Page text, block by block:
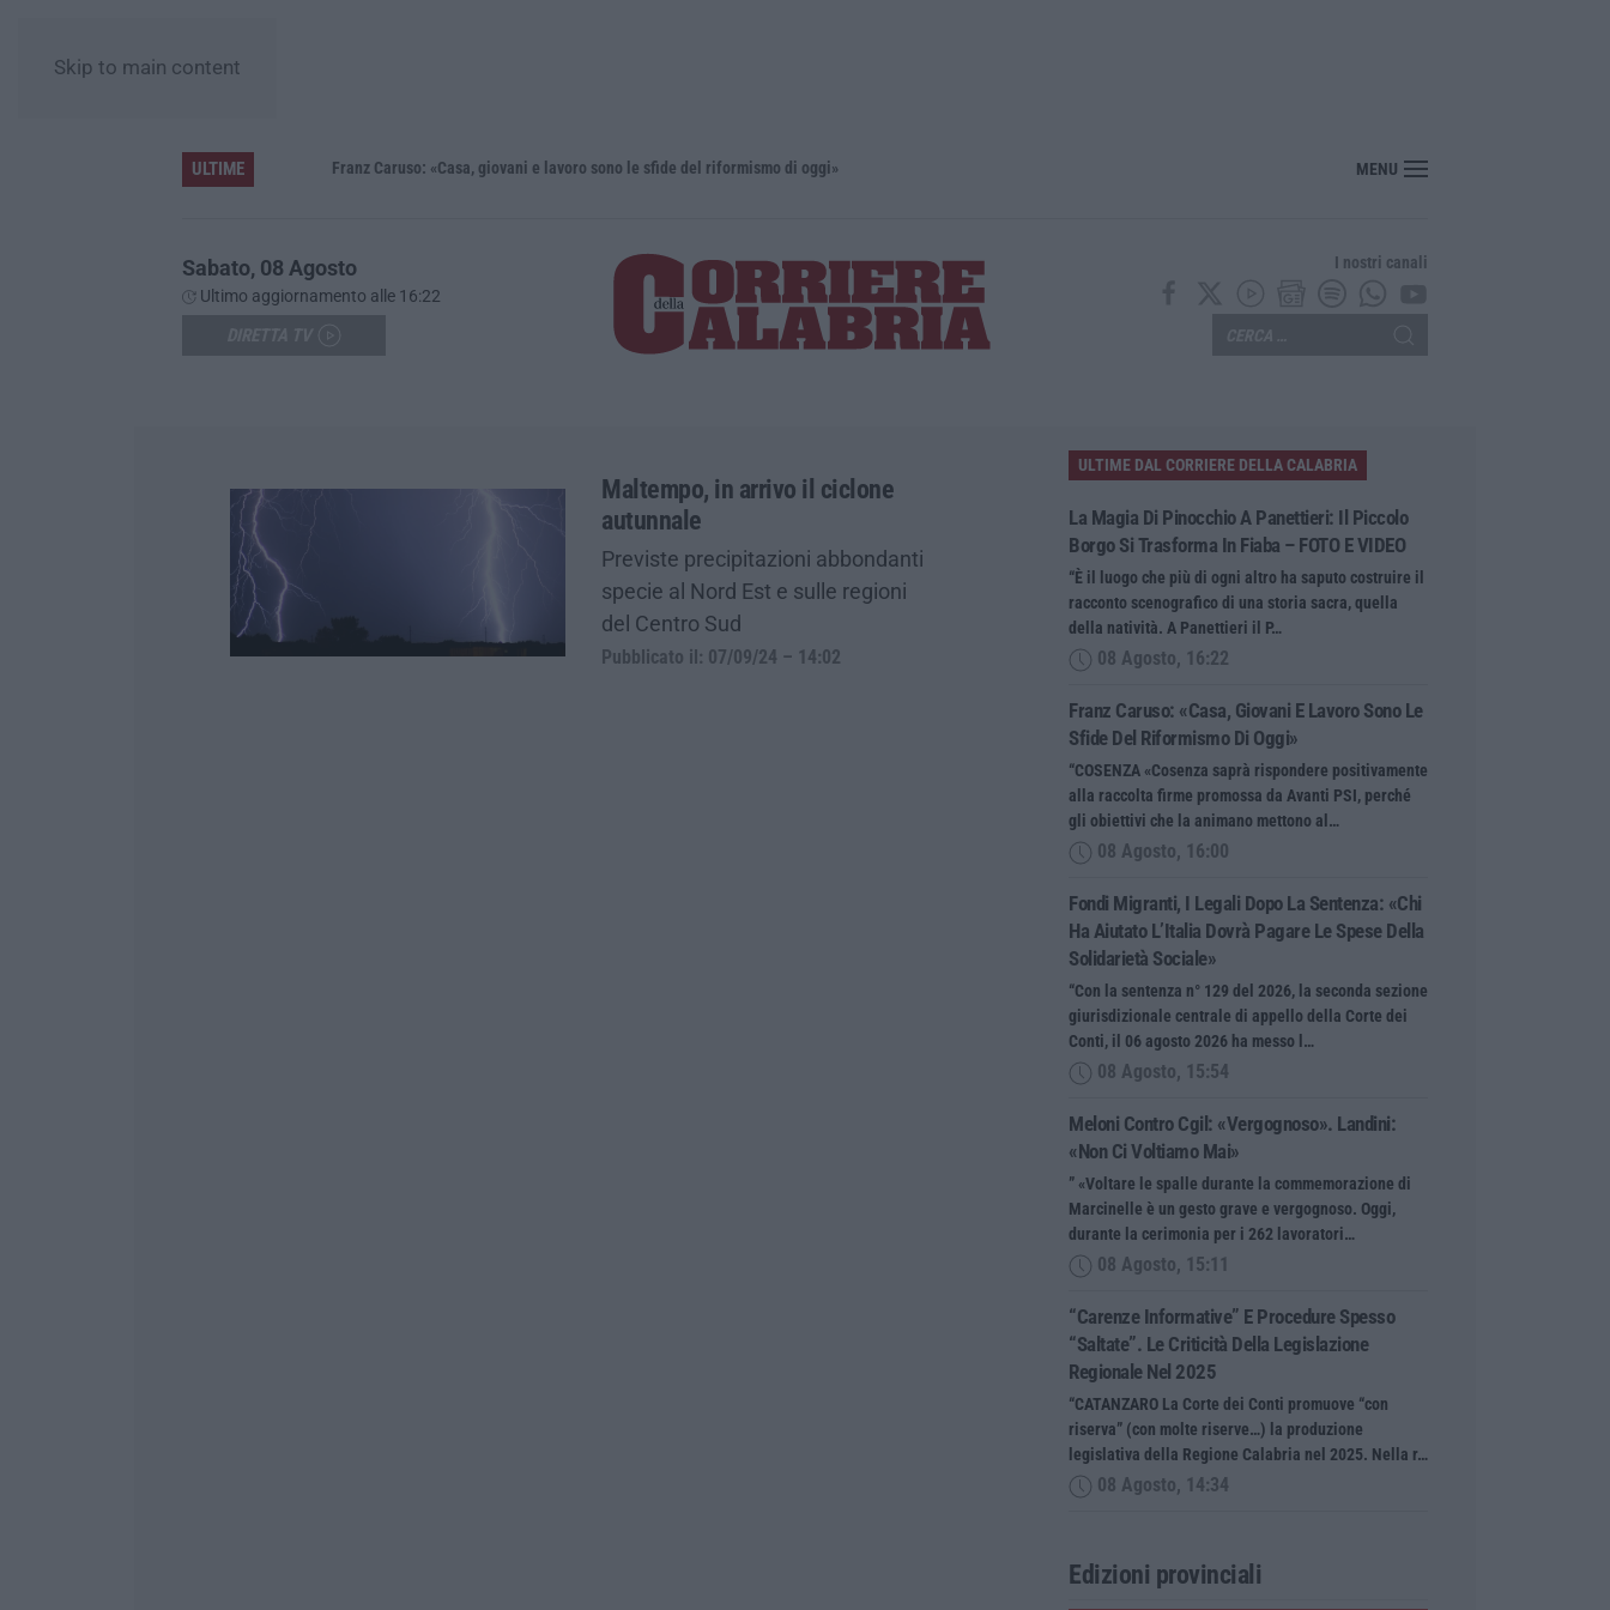
Skip to main content
ULTIME Franz Caruso: «Casa, giovani e lavoro sono le sfide del riformismo di oggi» MENU
Sabato, 08 Agosto
Ultimo aggiornamento alle 16:22
I nostri canali
Maltempo, in arrivo il ciclone
autunnale
Previste precipitazioni abbondanti
specie al Nord Est e sulle regioni
del Centro Sud
Pubblicato il: 07/09/24 – 14:02
ULTIME DAL CORRIERE DELLA CALABRIA
La Magia Di Pinocchio A Panettieri: Il Piccolo
Borgo Si Trasforma In Fiaba – FOTO E VIDEO
“È il luogo che più di ogni altro ha saputo costruire il
racconto scenografico di una storia sacra, quella
della natività. A Panettieri il P…
08 Agosto, 16:22
Franz Caruso: «Casa, Giovani E Lavoro Sono Le
Sfide Del Riformismo Di Oggi»
“COSENZA «Cosenza saprà rispondere positivamente
alla raccolta firme promossa da Avanti PSI, perché
gli obiettivi che la animano mettono al…
08 Agosto, 16:00
Fondi Migranti, I Legali Dopo La Sentenza: «Chi
Ha Aiutato L’Italia Dovrà Pagare Le Spese Della
Solidarietà Sociale»
“Con la sentenza n° 129 del 2026, la seconda sezione
giurisdizionale centrale di appello della Corte dei
Conti, il 06 agosto 2026 ha messo l…
08 Agosto, 15:54
Meloni Contro Cgil: «Vergognoso». Landini:
«Non Ci Voltiamo Mai»
” «Voltare le spalle durante la commemorazione di
Marcinelle è un gesto grave e vergognoso. Oggi,
durante la cerimonia per i 262 lavoratori…
08 Agosto, 15:11
“Carenze Informative” E Procedure Spesso
“saltate”. Le Criticità Della Legislazione
Regionale Nel 2025
“CATANZARO La Corte dei Conti promuove “con
riserva” (con molte riserve…) la produzione
legislativa della Regione Calabria nel 2025. Nella r…
08 Agosto, 14:34
Edizioni provinciali